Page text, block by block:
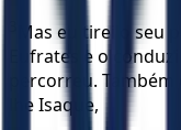
Mas eu tirei o seu
Eufrates e o
percorreu.
lhe Isaque,